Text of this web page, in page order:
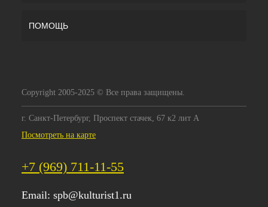
ПОМОЩЬ
Copyright 2005-2025 © Все права защищены.
г. Санкт-Петербург, Проспект стачек, 67 к2 лит А
Посмотреть на карте
+7 (969) 711-11-55
Email: spb@kulturist1.ru